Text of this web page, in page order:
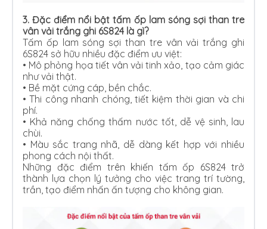
3. Đặc điểm nổi bật tấm ốp lam sóng sợi than tre
vân vải trắng ghi 6S824 là gì?
Tấm ốp lam sóng sợi than tre vân vải trắng ghi
6S824 sở hữu nhiều đặc điểm ưu việt:
• Mô phỏng họa tiết vân vải tinh xảo, tạo cảm giác
như vải thật.
• Bề mặt cứng cáp, bền chắc.
•Thi công nhanh chóng, tiết kiệm thời gian và chi
phí.
• Khả năng chống thấm nước tốt, dễ vệ sinh, lau
chùi.
• Màu sắc trang nhã, dễ dàng kết hợp với nhiều
phong cách nội thất.
Những đặc điểm trên khiến tấm ốp 6S824 trở
thành lựa chọn lý tưởng cho việc trang trí tường,
trần, tạo điểm nhấn ấn tượng cho không gian.